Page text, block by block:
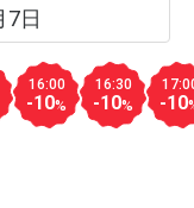
16:00
-10%
16:30
-10% -10